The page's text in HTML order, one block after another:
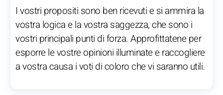
I vostri propositi sono ben ricevuti e si ammira la
vostra logica e la vostra saggezza, che sono i
vostri principali punti di forza. Approfittatene per
esporre le vostre opinioni illuminate e raccogliere
a vostra causa i voti di coloro che vi saranno utili.